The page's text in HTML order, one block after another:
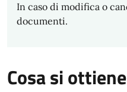
In caso di modifica o
documenti.
Cosa si ottiene